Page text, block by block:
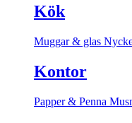
Kök
Muggar & glas
Kontor
Papper & Penna